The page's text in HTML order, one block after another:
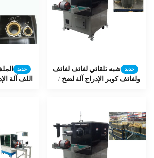
جديد
شبه تلقائي لفائف لفائف
ولفائف كوبر الإدراج آلة لضخ /
جديد
اللف آلة